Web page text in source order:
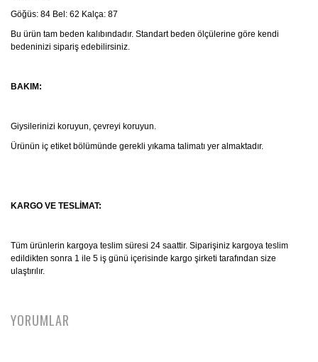
Göğüs: 84 Bel: 62 Kalça: 87
Bu ürün tam beden kalıbındadır. Standart beden ölçülerine göre kendi
bedeninizi sipariş edebilirsiniz.
BAKIM:
Giysilerinizi koruyun, çevreyi koruyun.
Ürünün iç etiket bölümünde gerekli yıkama talimatı yer almaktadır.
KARGO VE TESLİMAT:
Tüm ürünlerin kargoya teslim süresi 24 saattir. Siparişiniz kargoya teslim
edildikten sonra 1 ile 5 iş günü içerisinde kargo şirketi tarafından size
ulaştırılır.
YORUMLAR